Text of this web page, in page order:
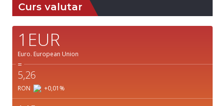
Curs valutar
1EUR
Euro. European Union
=
5,26
RON +0,01 %